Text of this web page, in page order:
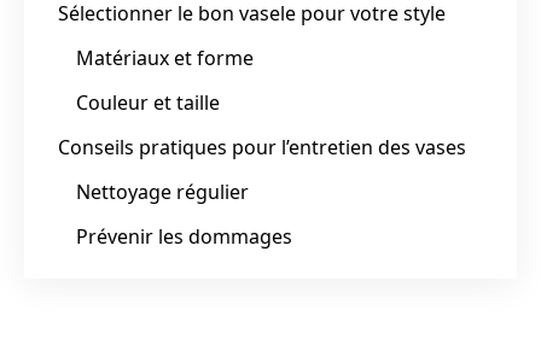
Sélectionner le bon vasele pour votre style
Matériaux et forme
Couleur et taille
Conseils pratiques pour l’entretien des vases
Nettoyage régulier
Prévenir les dommages